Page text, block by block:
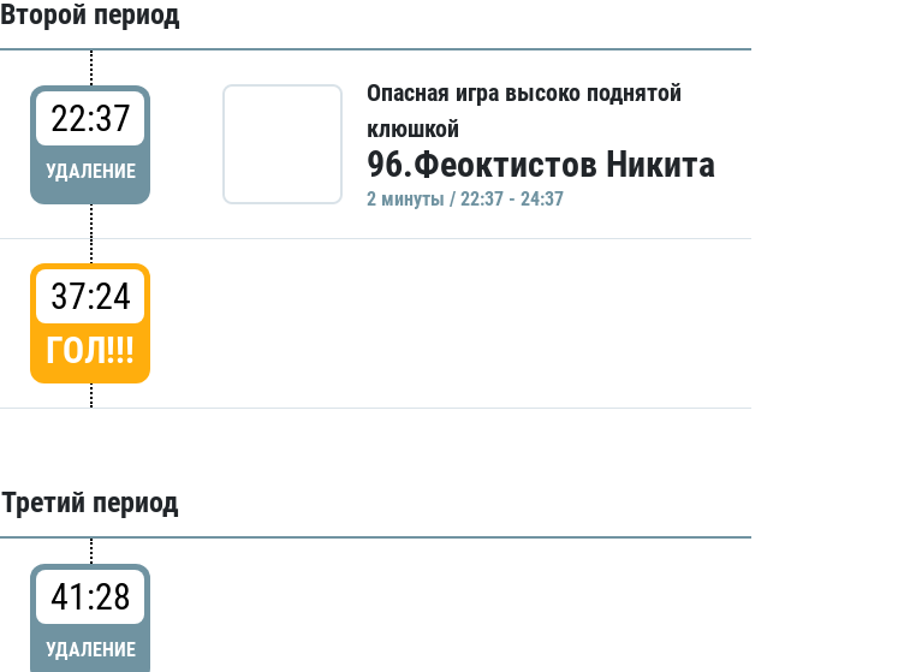
Второй период
22:37
УДАЛЕНИЕ
Опасная игра высоко поднятой
клюшкой
96.Феоктистов Никита
2 минуты / 22:37 - 24:37
37:24
ГОЛ!!!
Третий период
41:28
УДАЛЕНИЕ